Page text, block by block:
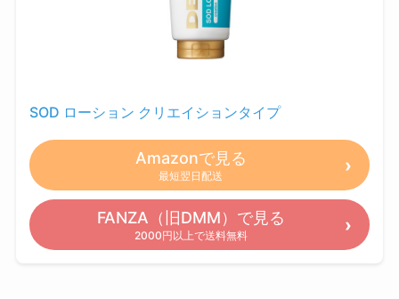
SOD ローション クリエイションタイプ
Amazonで見る
最短翌日配送
FANZA（旧DMM）で見る
2000円以上で送料無料